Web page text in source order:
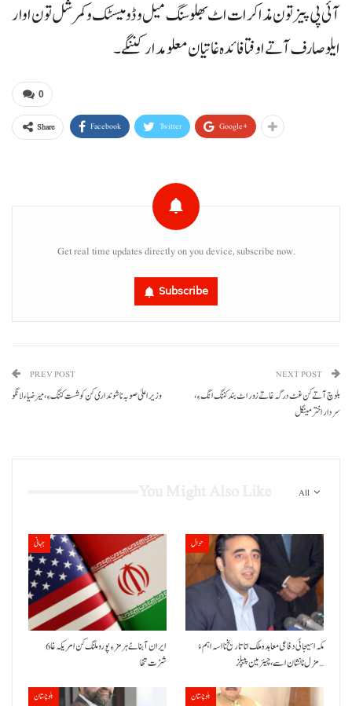
آئی پی پیز تون مذاکرات اٹ بھلو سنگ میل و ڈومیسٹک و کمرشل تون اوار
ایلو صارف آتے اوفتا فائدہ غاتیان معلومدار کننگے۔
0
Share Facebook Twitter Google+
Get real time updates directly on you device, subscribe now.
Subscribe
PREV POST
وزیر اعلیٰ صوبہ نا شونداری کن کوشست کننگ ءِ، میر ضیاءلانگو
NEXT POST
بلوچ آتے کن غٹ درگہ غاتے زور اٹ بند کننگ انگ ءِ،
سردار اختر مینگل
All
جہانی
ایران آبنائے ہرمز ءِ پورو ملنگ کن امریکہ غا 6
شڑت تخا
حوال
مکہ اسیجائی دفاعی معاہدہ ملک انا تاریخ نا اسہ اہم ءُ
مزل نا نشان اسے، چیئرمین پیپلز…
بلوچستان بلوچستان